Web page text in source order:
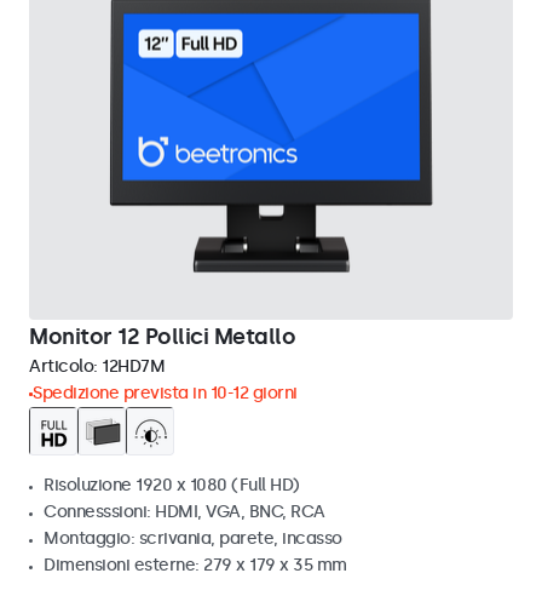
Monitor 12 Pollici Metallo
Articolo: 12HD7M
Spedizione prevista in 10-12 giorni
Risoluzione 1920 x 1080 (Full HD)
Connesssioni: HDMI, VGA, BNC, RCA
Montaggio: scrivania, parete, incasso
Dimensioni esterne: 279 x 179 x 35 mm